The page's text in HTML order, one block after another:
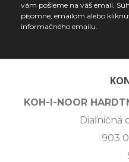
vám pošleme na váš email.
písomne, emailom alebo
informačného emailu.
KOH-I-NOOR
Diaľničná
903